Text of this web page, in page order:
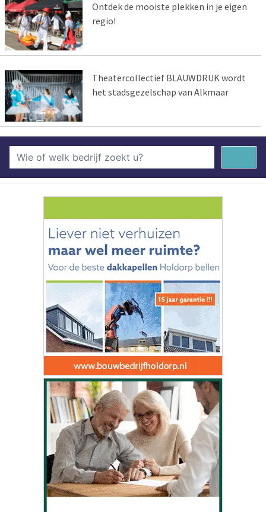
Ontdek de mooiste plekken in je eigen
regio!
Theatercollectief BLAUWDRUK wordt
het stadsgezelschap van Alkmaar